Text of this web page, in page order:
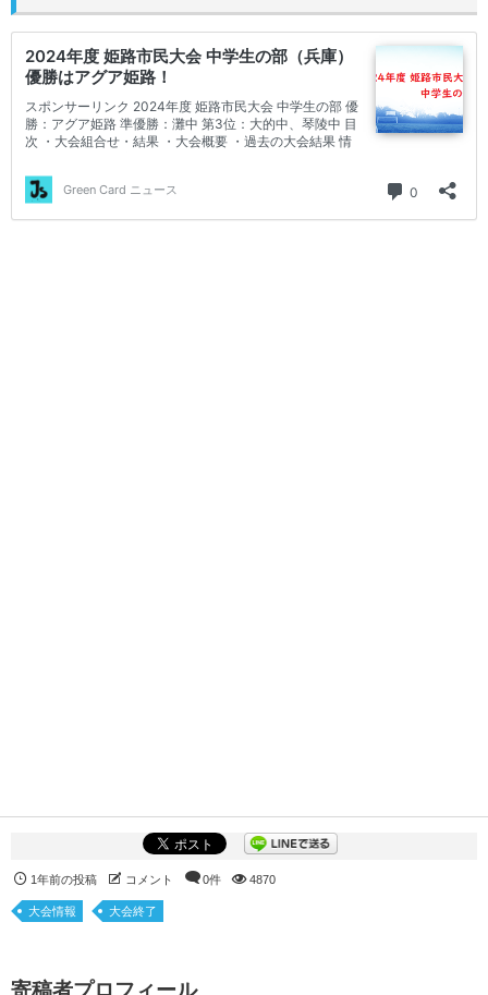
1年前の投稿 コメント 0件 4870
大会情報 大会終了
寄稿者プロフィール